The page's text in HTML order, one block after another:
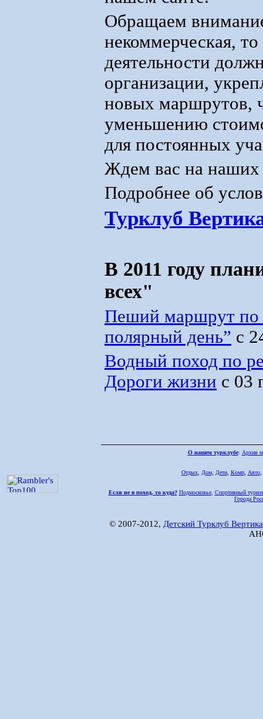
Обращаем
некоммерческая,
деятельности
организации,
новых маршрутов,
уменьшению
для постоянных
Ждем вас на
Подробнее об
Турклуб
В 2011 году
всех"
Пеший маршрут по
полярный день” с
Водный поход по
Дороги жизни с 03
О нашем турклубе: Архив
Отдых, Дом, Дети, Комп, Авто,
Если не в поход, то куда? Подмосковье, Спортивный
Города
© 2007-2012, Детский Турклуб